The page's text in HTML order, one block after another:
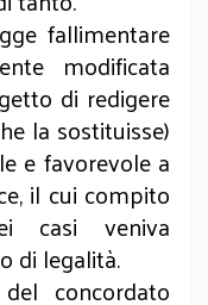
fallimentare
modificata
di redigere
la sostituisse)
e favorevole a
il cui compito
casi veniva
di legalità.
concordato